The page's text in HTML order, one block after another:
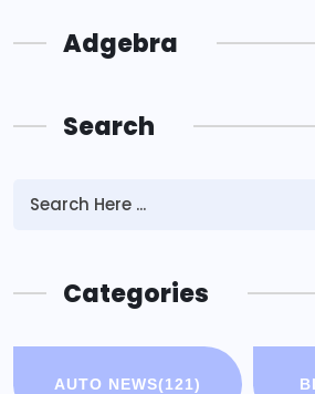
Adgebra
Search
Categories
AUTO NEWS(121)